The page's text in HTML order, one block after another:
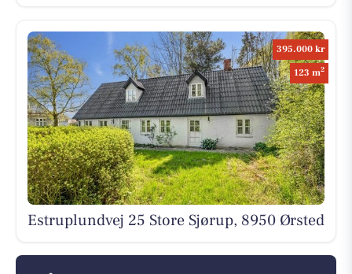
395.000 kr
123 m2
Estruplundvej 25 Store Sjørup, 8950 Ørsted